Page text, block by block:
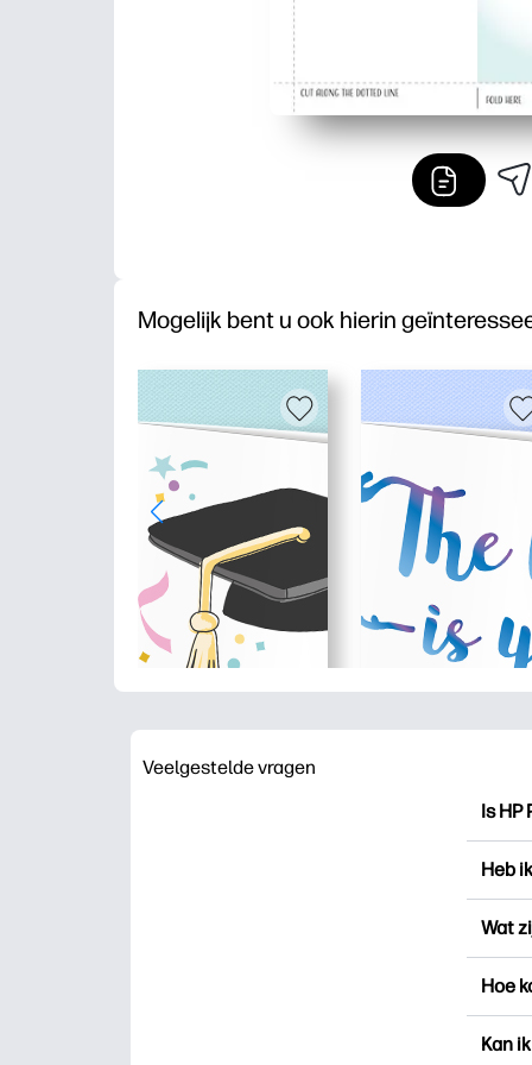
Mogelijk bent u ook hierin
Veelgestelde vragen
Is HP
Heb
Wat
Hoe
Kan